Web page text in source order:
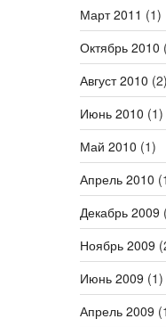
Март 2011 (1)
Октябрь 2010
Август 2010 (2)
Июнь 2010 (1)
Май 2010 (1)
Апрель 2010
Декабрь 2009
Ноябрь 2009
Июнь 2009 (1)
Апрель 2009